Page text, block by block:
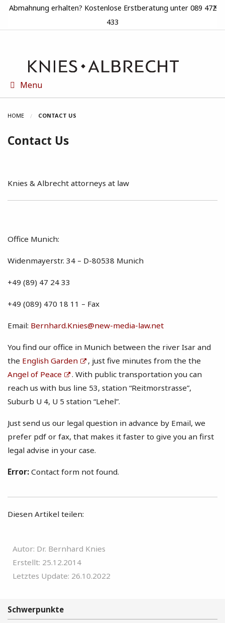
Abmahnung erhalten? Kostenlose Erstberatung unter 089 472
433
×
Menu
HOME CONTACT US
Contact Us
Knies & Albrecht attorneys at law
Office Munich:
Widenmayerstr. 34 – D-80538 Munich
+49 (89) 47 24 33
+49 (089) 470 18 11 – Fax
Email: Bernhard.Knies@new-media-law.net
You find our office in Munich between the river Isar and
the English Garden
, just five minutes from the the
Angel of Peace
. With public transportation you can
reach us with bus line 53, station “Reitmorstrasse”,
Suburb U 4, U 5 station “Lehel”.
Just send us our legal question in advance by Email, we
prefer pdf or fax, that makes it faster to give you an first
legal advise in your case.
Error: Contact form not found.
Diesen Artikel teilen:
Autor: Dr. Bernhard Knies
Erstellt: 25.12.2014
Letztes Update: 26.10.2022
Schwerpunkte